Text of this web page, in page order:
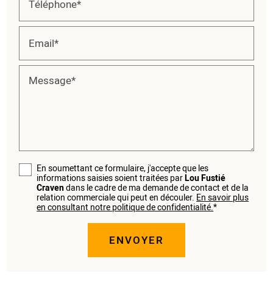
Téléphone*
Email*
Message*
En soumettant ce formulaire, j'accepte que les
informations saisies soient traitées parLou Fustié
Cravendans le cadre de ma demande de contact et de la
relation commerciale qui peut en découler. En savoir plus
en consultant notre politique de confidentialité.*